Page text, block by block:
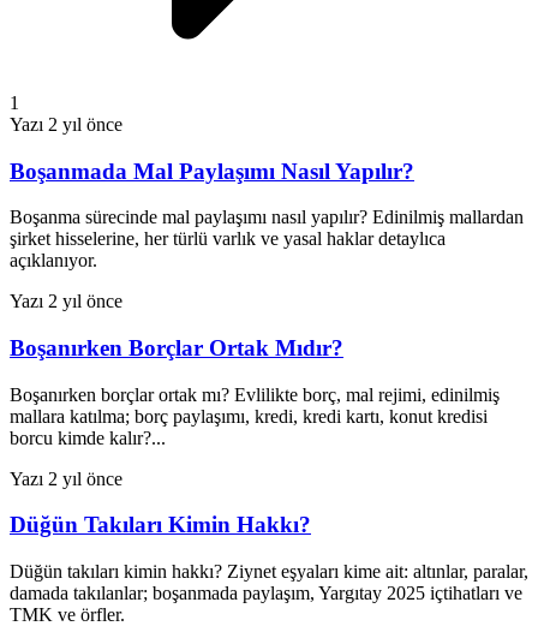
1
Yazı 2 yıl önce
Boşanmada Mal Paylaşımı Nasıl Yapılır?
Boşanma sürecinde mal paylaşımı nasıl yapılır? Edinilmiş mallardan
şirket hisselerine, her türlü varlık ve yasal haklar detaylıca
açıklanıyor.
Yazı 2 yıl önce
Boşanırken Borçlar Ortak Mıdır?
Boşanırken borçlar ortak mı? Evlilikte borç, mal rejimi, edinilmiş
mallara katılma; borç paylaşımı, kredi, kredi kartı, konut kredisi
borcu kimde kalır?...
Yazı 2 yıl önce
Düğün Takıları Kimin Hakkı?
Düğün takıları kimin hakkı? Ziynet eşyaları kime ait: altınlar, paralar,
damada takılanlar; boşanmada paylaşım, Yargıtay 2025 içtihatları ve
TMK ve örfler.